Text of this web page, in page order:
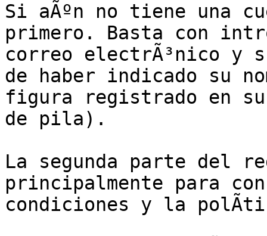
Si aÃºn no tiene una
primero. Basta con
correo electrÃ³nico y
de haber indicado su
figura registrado en
de pila).
La segunda parte del
principalmente para
condiciones y la